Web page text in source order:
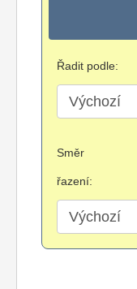
Řadit podle:
Směr
řazení: